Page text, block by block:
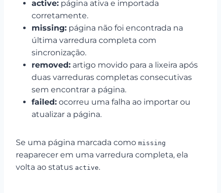
active: página ativa e importada
corretamente.
missing: página não foi encontrada na
última varredura completa com
sincronização.
removed: artigo movido para a lixeira após
duas varreduras completas consecutivas
sem encontrar a página.
failed: ocorreu uma falha ao importar ou
atualizar a página.
Se uma página marcada como missing
reaparecer em uma varredura completa, ela
volta ao status active.